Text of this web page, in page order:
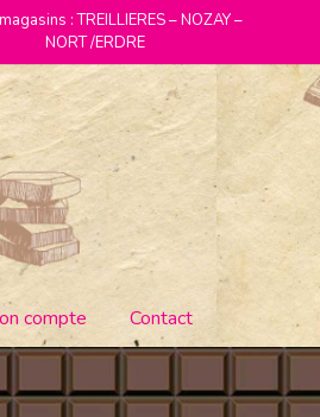
: TREILLIERES – NOZAY –
NORT /ERDRE
compte Contact